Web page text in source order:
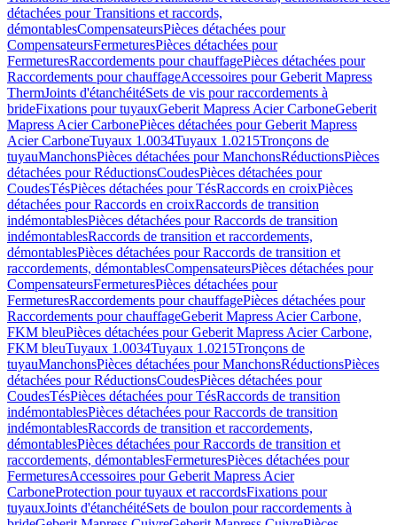
détachées pour Transitions et raccords,
démontablesCompensateursPièces détachées pour
CompensateursFermeturesPièces détachées pour
FermeturesRaccordements pour chauffagePièces détachées pour
Raccordements pour chauffageAccessoires pour Geberit Mapress
ThermJoints d'étanchéitéSets de vis pour raccordements à
brideFixations pour tuyauxGeberit Mapress Acier CarboneGeberit
Mapress Acier CarbonePièces détachées pour Geberit Mapress
Acier CarboneTuyaux 1.0034Tuyaux 1.0215Tronçons de
tuyauManchonsPièces détachées pour ManchonsRéductionsPièces
détachées pour RéductionsCoudesPièces détachées pour
CoudesTésPièces détachées pour TésRaccords en croixPièces
détachées pour Raccords en croixRaccords de transition
indémontablesPièces détachées pour Raccords de transition
indémontablesRaccords de transition et raccordements,
démontablesPièces détachées pour Raccords de transition et
raccordements, démontablesCompensateursPièces détachées pour
CompensateursFermeturesPièces détachées pour
FermeturesRaccordements pour chauffagePièces détachées pour
Raccordements pour chauffageGeberit Mapress Acier Carbone,
FKM bleuPièces détachées pour Geberit Mapress Acier Carbone,
FKM bleuTuyaux 1.0034Tuyaux 1.0215Tronçons de
tuyauManchonsPièces détachées pour ManchonsRéductionsPièces
détachées pour RéductionsCoudesPièces détachées pour
CoudesTésPièces détachées pour TésRaccords de transition
indémontablesPièces détachées pour Raccords de transition
indémontablesRaccords de transition et raccordements,
démontablesPièces détachées pour Raccords de transition et
raccordements, démontablesFermeturesPièces détachées pour
FermeturesAccessoires pour Geberit Mapress Acier
CarboneProtection pour tuyaux et raccordsFixations pour
tuyauxJoints d'étanchéitéSets de boulon pour raccordements à